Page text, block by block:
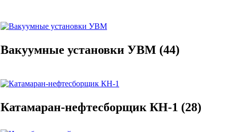
Вакуумные установки УВМ (44)
Катамаран-нефтесборщик КН-1 (28)